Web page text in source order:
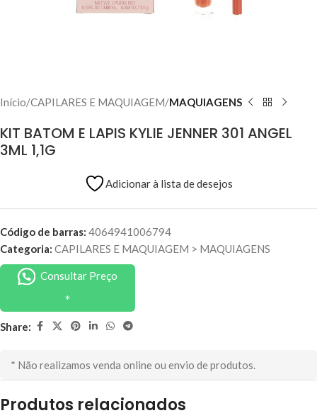
Início CAPILARES E MAQUIAGEM MAQUIAGENS
KIT BATOM E LAPIS KYLIE JENNER 301 ANGEL
3ML 1,1G
Adicionar à lista de desejos
Código de barras: 4064941006794
Categoria: CAPILARES E MAQUIAGEM > MAQUIAGENS
Consultar Preço
Share:
* Não realizamos venda online ou envio de produtos.
Produtos relacionados